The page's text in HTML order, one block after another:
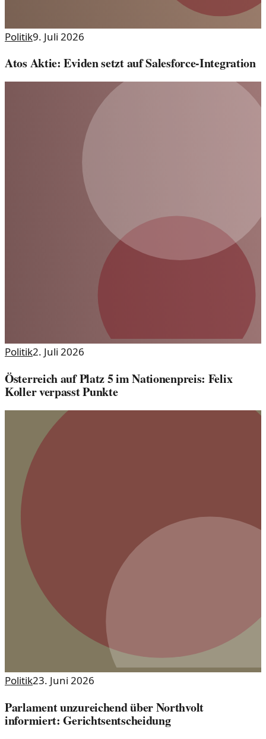
Politik9. Juli 2026
Atos Aktie: Eviden setzt auf Salesforce-Integration
Politik2. Juli 2026
Österreich auf Platz 5 im Nationenpreis: Felix
Koller verpasst Punkte
Politik23. Juni 2026
Parlament unzureichend über Northvolt
informiert: Gerichtsentscheidung